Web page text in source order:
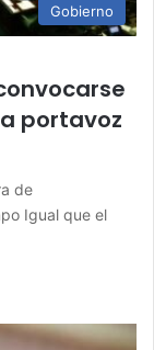
Gobierno
portavoz
de
Igual que el